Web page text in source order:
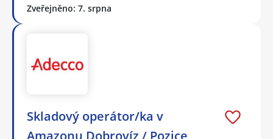
Zveřejněno: 7. srpna
Skladový operátor/ka v